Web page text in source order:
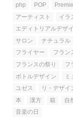
php POP
アーティスト
イラ
エディトリアルデザ
サロン
ナチュラル
フライヤー
フラン
フランスの祭り
フ
ボトルデザイン
ミ
ユゼス
リ・デザイ
本
漢方 箱 自
音楽の日